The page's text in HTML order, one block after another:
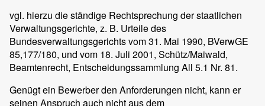
vgl. hierzu die ständige Rechtsprechung der staatlichen
Verwaltungsgerichte, z. B. Urteile des
Bundesverwaltungsgerichts vom 31. Mai 1990, BVerwGE
85,177/180, und vom 18. Juli 2001, Schütz/Maiwald,
Beamtenrecht, Entscheidungssammlung All 5.1 Nr. 81.
Genügt ein Bewerber den Anforderungen nicht, kann er
seinen Anspruch auch nicht aus dem